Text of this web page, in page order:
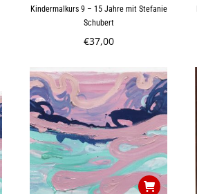
Kindermalkurs 9 – 15 Jahre mit Stefanie
Schubert
€37,00